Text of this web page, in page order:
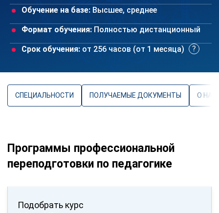
Обучение на базе: Высшее, среднее
Формат обучения: Полностью дистанционный
Срок обучения: от 256 часов (от 1 месяца)
СПЕЦИАЛЬНОСТИ ПОЛУЧАЕМЫЕ ДОКУМЕНТЫ О
Программы профессиональной
переподготовки по педагогике
Подобрать курс